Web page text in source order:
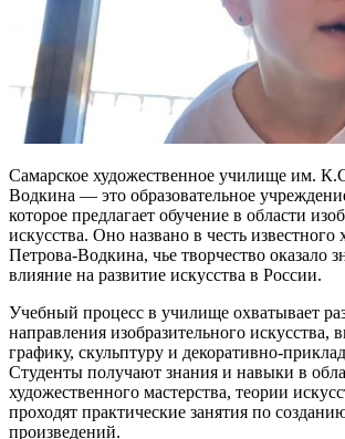
Самарское художественное училище им.
Водкина — это образовательное
которое предлагает обучение в области
искусства. Оно названо в честь
Петрова-Водкина, чье творчество оказало
влияние на развитие искусства в России.
Учебный процесс в училище охватывает
направления изобразительного искусства,
графику, скульптуру и декоративно-
Студенты получают знания и навыки в
художественного мастерства, теории
проходят практические занятия по
произведений.